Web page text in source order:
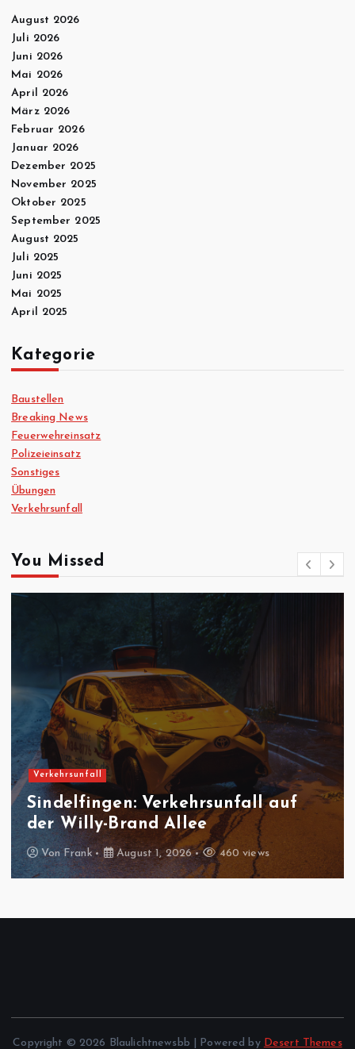
August 2026
Juli 2026
Juni 2026
Mai 2026
April 2026
März 2026
Februar 2026
Januar 2026
Dezember 2025
November 2025
Oktober 2025
September 2025
August 2025
Juli 2025
Juni 2025
Mai 2025
April 2025
Kategorie
Baustellen
Breaking News
Feuerwehreinsatz
Polizeieinsatz
Sonstiges
Übungen
Verkehrsunfall
You Missed
Feuerwehreinsatz
Gäufelden-Nebringen:
Fräsmaschine brennt in
Produktionshalle
VonFrank August 1, 2026 437 views
Copyright © 2026 Blaulichtnewsbb | Powered by Desert Themes